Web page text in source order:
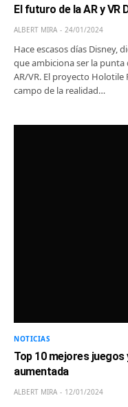
El futuro de la AR y VR
ALBERT MIRA 24/01/2024
Hace escasos días Disney,
que ambiciona ser la punta
AR/VR. El proyecto
campo de la realidad…
NOTICIAS
Top 10 mejores
aumentada
ALBERT MIRA 12/01/2024